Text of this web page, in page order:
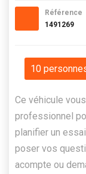
Référence
1491269
10
Ce véhicule
professionnel
planifier un
poser vos
acompte ou